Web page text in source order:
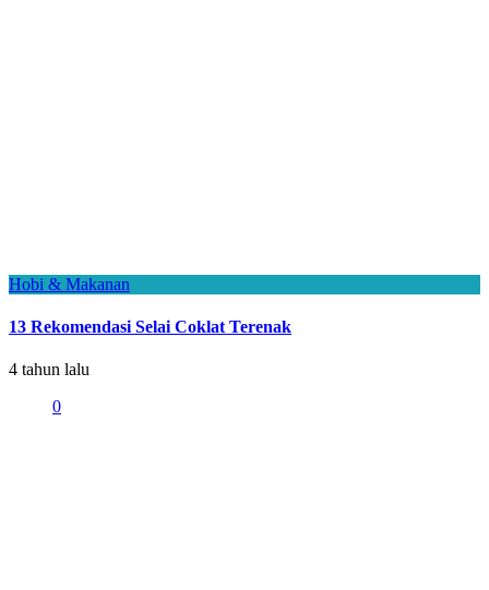
Hobi & Makanan
13 Rekomendasi Selai Coklat Terenak
4 tahun lalu
0